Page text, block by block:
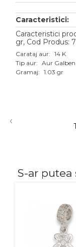
Aur galben
Aur alb
Aur roz
Caracteristici:
Caracteristici
gr, Cod Produs:
Carataj aur: 14 K
Tip aur: Aur Galben
Gramaj: 1.03 gr
‹
S-ar putea